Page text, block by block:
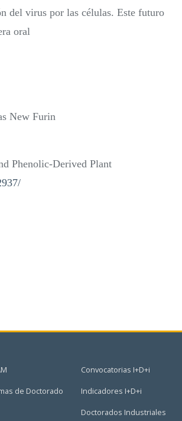
del virus por las células. Este futuro
oral
New Furin
Phenolic-Derived Plant
de Doctorado
Convocatorias I+D+i
Indicadores I+D+i
Doctorados Industriales